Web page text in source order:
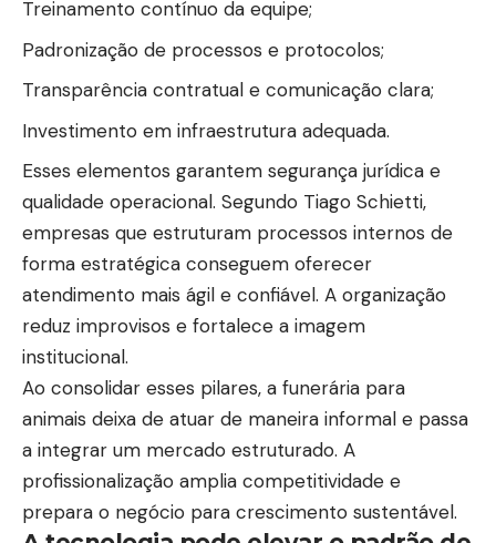
Treinamento contínuo da equipe;
Padronização de processos e protocolos;
Transparência contratual e comunicação clara;
Investimento em infraestrutura adequada.
Esses elementos garantem segurança jurídica e
qualidade operacional. Segundo Tiago Schietti,
empresas que estruturam processos internos de
forma estratégica conseguem oferecer
atendimento mais ágil e confiável. A organização
reduz improvisos e fortalece a imagem
institucional.
Ao consolidar esses pilares, a funerária para
animais deixa de atuar de maneira informal e passa
a integrar um mercado estruturado. A
profissionalização amplia competitividade e
prepara o negócio para crescimento sustentável.